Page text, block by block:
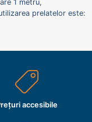
1 metru,
prelatelor este:
accesibile